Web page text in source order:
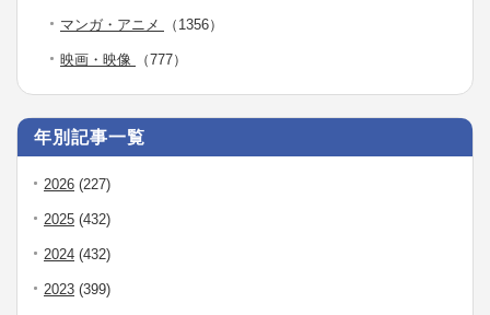
マンガ・アニメ （1356）
映画・映像 （777）
年別記事一覧
2026 (227)
2025 (432)
2024 (432)
2023 (399)